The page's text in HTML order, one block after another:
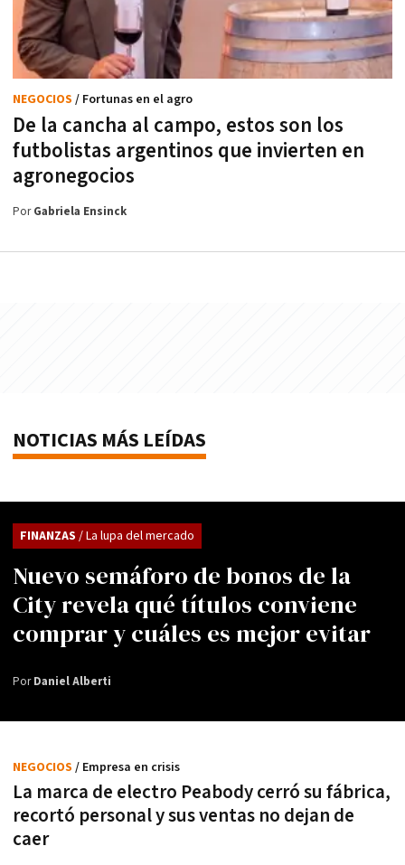
De la cancha al campo, estos son los
futbolistas argentinos que invierten en
agronegocios
NEGOCIOS / Fortunas en el agro
PorGabriela Ensinck
NOTICIAS MÁS LEÍDAS
Nuevo semáforo de bonos de la
City revela qué títulos conviene
comprar y cuáles es mejor evitar
FINANZAS / La lupa del mercado
PorDaniel Alberti
La marca de electro Peabody cerró su fábrica,
recortó personal y sus ventas no dejan de
caer
NEGOCIOS / Empresa en crisis